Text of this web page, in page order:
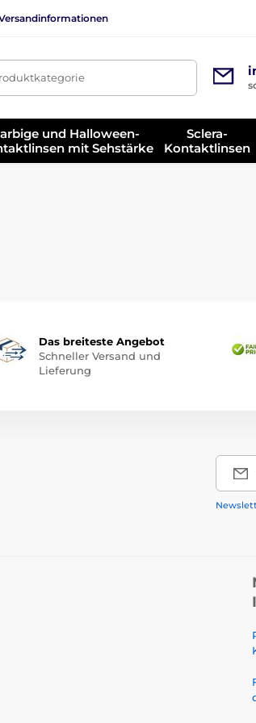
und Halloween-
mit Sehstärke
Sclera-
Kontaktlinsen
Das breiteste Angebot
Schneller Versand und
Lieferung